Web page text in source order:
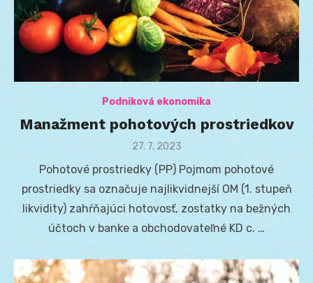
Podniková ekonomika
Manažment pohotových prostriedkov
Posted
27. 7. 2023
Pohotové prostriedky (PP) Pojmom pohotové
prostriedky sa označuje najlikvidnejší OM (1. stupeň
likvidity) zahŕňajúci hotovosť, zostatky na bežných
účtoch v banke a obchodovateľné KD c. …